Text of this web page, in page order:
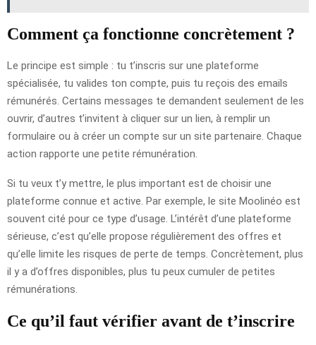
Comment ça fonctionne concrètement ?
Le principe est simple : tu t’inscris sur une plateforme
spécialisée, tu valides ton compte, puis tu reçois des emails
rémunérés. Certains messages te demandent seulement de les
ouvrir, d’autres t’invitent à cliquer sur un lien, à remplir un
formulaire ou à créer un compte sur un site partenaire. Chaque
action rapporte une petite rémunération.
Si tu veux t’y mettre, le plus important est de choisir une
plateforme connue et active. Par exemple, le site Moolinéo est
souvent cité pour ce type d’usage. L’intérêt d’une plateforme
sérieuse, c’est qu’elle propose régulièrement des offres et
qu’elle limite les risques de perte de temps. Concrètement, plus
il y a d’offres disponibles, plus tu peux cumuler de petites
rémunérations.
Ce qu’il faut vérifier avant de t’inscrire